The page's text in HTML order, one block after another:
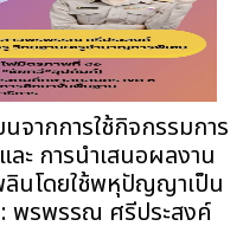
จากการใช้กิจกรรมการ
ะ การนำเสนอผลงาน
นโดยใช้พหุปัญญาเป็น
พรพรรณ ศรีประสงค์